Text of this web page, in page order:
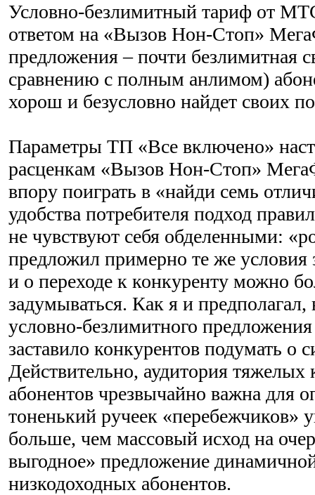
Условно-безлимитный тариф от
ответом на «Вызов Нон-Стоп»
предложения – почти безлимитная
сравнению с полным анлимом)
хорош и безусловно найдет своих
Параметры ТП «Все включено»
расценкам «Вызов Нон-Стоп»
впору поиграть в «найди семь
удобства потребителя подход
не чувствуют себя обделенными:
предложил примерно те же условия
и о переходе к конкуренту можно
задумываться. Как я и предполагал,
условно-безлимитного
заставило конкурентов подумать о
Действительно, аудитория тяжелых
абонентов чрезвычайно важна для
тоненький ручеек «перебежчиков»
больше, чем массовый исход на
выгодное» предложение
низкодоходных абонентов.